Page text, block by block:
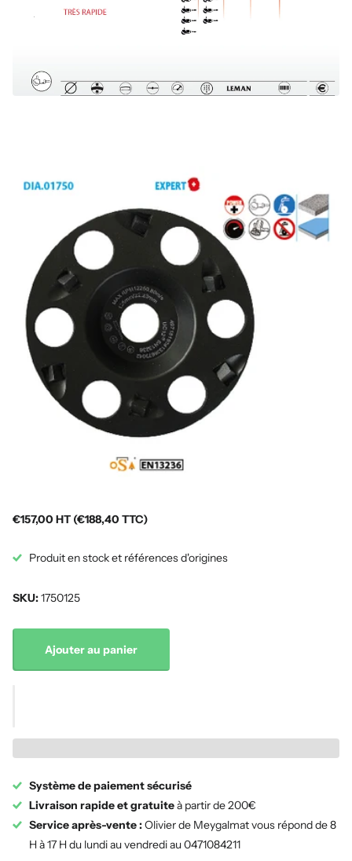
€157,00 HT (€188,40 TTC)
Produit en stock et références d'origines
SKU:1750125
Ajouter au panier
Système de paiement sécurisé
Livraison rapide et gratuiteà partir de 200€
Service après-vente :Olivier de Meygalmat vous répond de 8
H à 17 H du lundi au vendredi au 0471084211